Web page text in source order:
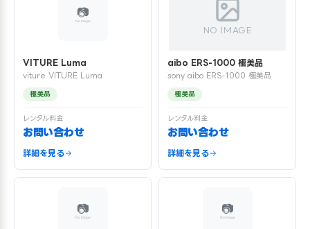
VITURE Luma
viture VITURE Luma
極美品
レンタル料金
お問い合わせ
詳細を見る
NO IMAGE
aibo ERS-1000 極美品
sony aibo ERS-1000 極美品
極美品
レンタル料金
お問い合わせ
詳細を見る